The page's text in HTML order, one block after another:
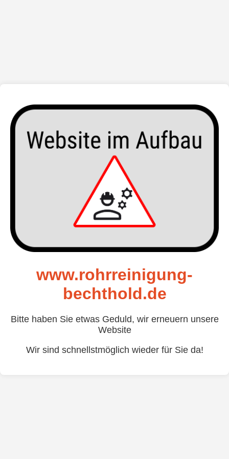
www.rohrreinigung-
bechthold.de
Bitte haben Sie etwas Geduld, wir erneuern unsere
Website
Wir sind schnellstmöglich wieder für Sie da!